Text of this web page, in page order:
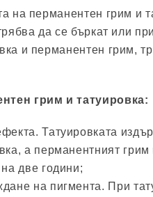
на перманентен грим и
да се бъркат или
и перманентен грим,
грим и татуировка:
Татуировката
а перманентният
две години;
на пигмента. При